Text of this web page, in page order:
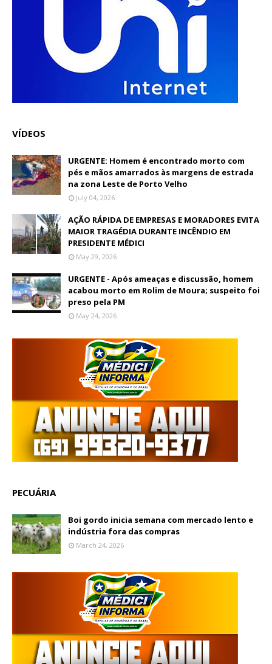
VÍDEOS
URGENTE: Homem é encontrado morto com
pés e mãos amarrados às margens de estrada
na zona Leste de Porto Velho
July 04, 2026
AÇÃO RÁPIDA DE EMPRESAS E MORADORES EVITA
MAIOR TRAGÉDIA DURANTE INCÊNDIO EM
PRESIDENTE MÉDICI
May 29, 2026
URGENTE - Após ameaças e discussão, homem
acabou morto em Rolim de Moura; suspeito foi
preso pela PM
May 24, 2026
PECUÁRIA
Boi gordo inicia semana com mercado lento e
indústria fora das compras
March 24, 2026